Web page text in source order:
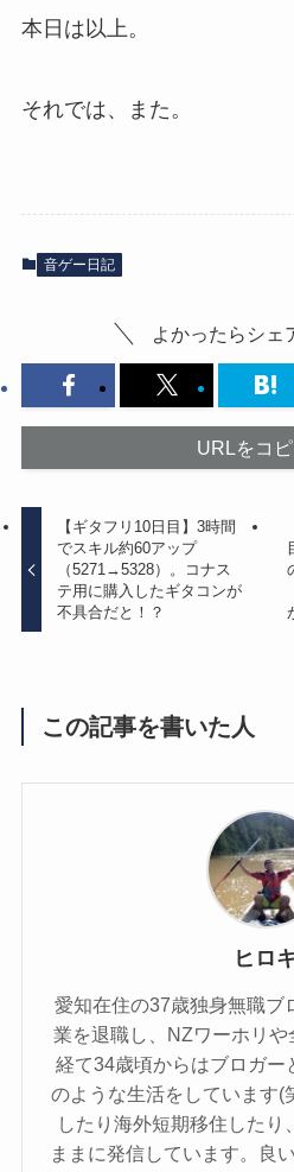
本日は以上。
それでは、また。
音ゲー日記
よかったらシェ
URLをコ
【ギタフリ10日目】3時間
でスキル約60アップ
（5271→5328）。コナス
テ用に購入したギタコンが
不具合だと！？
この記事を書いた人
ヒロ
愛知在住の37歳独身無職ブ
業を退職し、NZワーホリ
経て34歳頃からはブロガー
のような生活をしています(
したり海外短期移住したり
ままに発信しています。良